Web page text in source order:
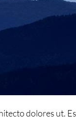
dolores ut.